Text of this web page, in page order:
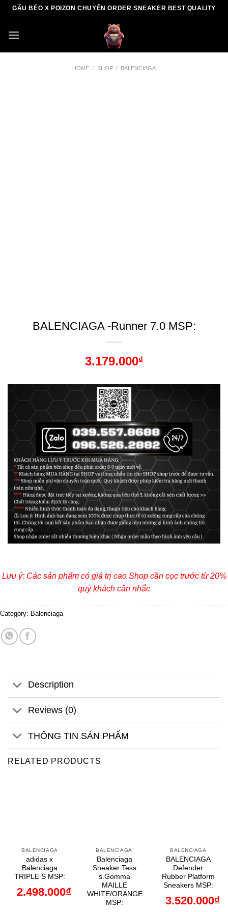
Skip
content
GẤU BÉO X POIZON CHUYÊN ORDER SNEAKER BEST QUALITY
HOME / SHOP / BALENCIAGA
BALENCIAGA -Runner 7.0 MSP:
3.179.000₫
Lưu ý: Các sản phẩm có giá trị cao Shop cần cọc trước từ 20%
quý khách cân nhắc
Category: Balenciaga
Description
Reviews (0)
THÔNG TIN SẢN PHẨM
RELATED PRODUCTS
BALENCIAGA
adidas x
Balenciaga
TRIPLE S MSP:
2.498.000₫
BALENCIAGA
Balenciaga
Sneaker Tess
s.Gomma
MAILLE
WHITE/ORANGE
MSP:
BALENCIAGA
BALENCIAGA
Defender
Rubber Platform
Sneakers MSP:
3.520.000₫